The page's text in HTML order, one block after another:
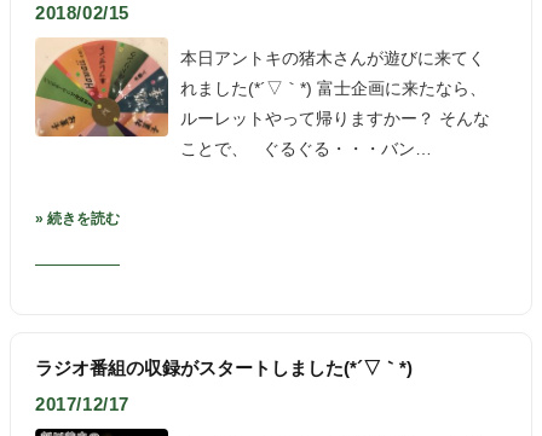
2018/02/15
本日アントキの猪木さんが遊びに来てく
れました(*´▽｀*) 富士企画に来たなら、
ルーレットやって帰りますかー？ そんな
ことで、 ぐるぐる・・・バン…
» 続きを読む
ラジオ番組の収録がスタートしました(*´▽｀*)
2017/12/17